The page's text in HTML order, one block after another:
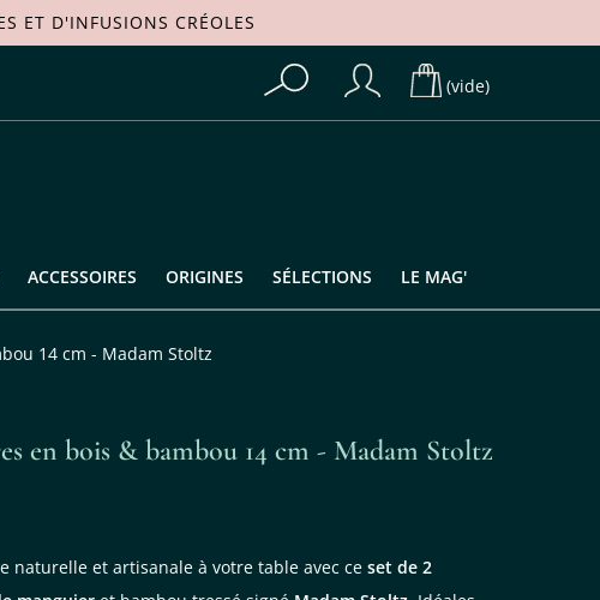
ET D'INFUSIONS CRÉOLES
(vide)
ACCESSOIRES ORIGINES SÉLECTIONS LE MAG'
14 cm - Madam Stoltz
en bois & bambou 14 cm - Madam Stoltz
naturelle et artisanale à votre table avec ce set de 2